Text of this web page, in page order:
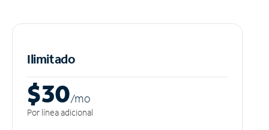
Ilimitado
$30/mo
Por línea adicional